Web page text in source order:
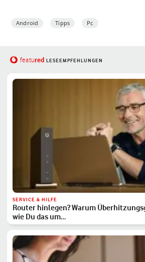
Android Tipps Pc
featured LESEEMPFEHLUNGEN
SERVICE & HILFE
Router hinlegen? Warum
wie Du das um…